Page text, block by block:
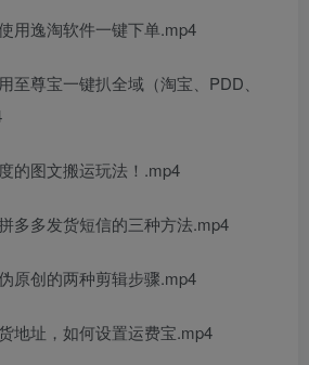
用逸淘软件一键下单.mp4
至尊宝一键扒全域（淘宝、PDD、
的图文搬运玩法！.mp4
多多发货短信的三种方法.mp4
原创的两种剪辑步骤.mp4
地址，如何设置运费宝.mp4